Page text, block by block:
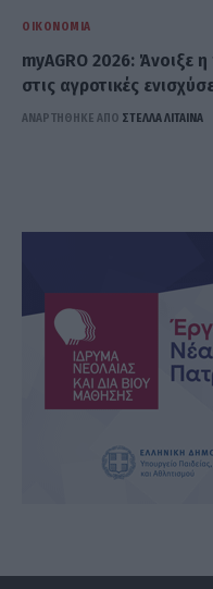
ΟΙΚΟΝΟΜΊΑ
myAGRO 2026: Άνοιξε
στις αγροτικές
ΑΝΑΡΤΗΘΗΚΕ ΑΠΟ ΣΤΈΛΛΑ ΛΊΤΑΙΝΑ